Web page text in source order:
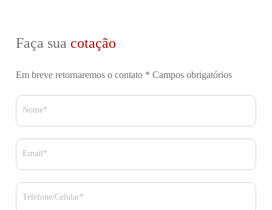
Faça sua cotação
Em breve retornaremos o contato * Campos obrigatórios
Nome*
Email*
Telefone/Celular*